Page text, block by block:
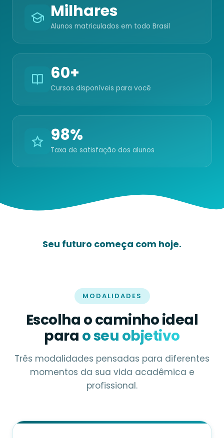
Milhares
Alunos matriculados em todo Brasil
60+
Cursos disponíveis para você
98%
Taxa de satisfação dos alunos
Seu futuro começa com hoje.
MODALIDADES
Escolha o caminho ideal
para o seu objetivo
Três modalidades pensadas para diferentes
momentos da sua vida acadêmica e
profissional.